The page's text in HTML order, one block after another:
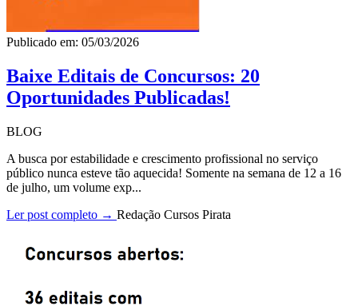
Publicado em: 05/03/2026
Baixe Editais de Concursos: 20
Oportunidades Publicadas!
BLOG
A busca por estabilidade e crescimento profissional no serviço
público nunca esteve tão aquecida! Somente na semana de 12 a 16
de julho, um volume exp...
Ler post completo → Redação Cursos Pirata